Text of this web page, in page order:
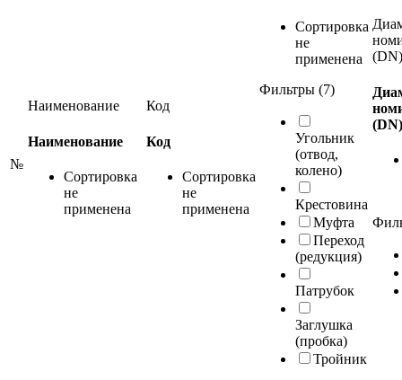
№
Наименование
Наименование
Сортировка
не
применена
Код
Код
Сортировка
не
применена
Сортировка
не
применена
Фильтры (7)
Угольник
(отвод,
колено)
Крестовина
Муфта
Переход
(редукция)
Патрубок
Заглушка
(пробка)
Тройник